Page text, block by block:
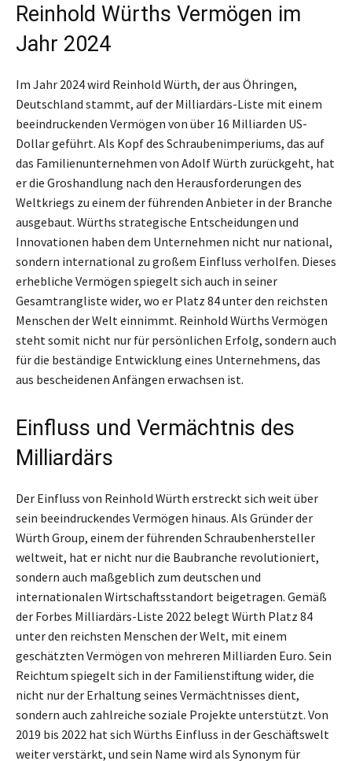
Reinhold Würths Vermögen im
Jahr 2024
Im Jahr 2024 wird Reinhold Würth, der aus Öhringen,
Deutschland stammt, auf der Milliardärs-Liste mit einem
beeindruckenden Vermögen von über 16 Milliarden US-
Dollar geführt. Als Kopf des Schraubenimperiums, das auf
das Familienunternehmen von Adolf Würth zurückgeht, hat
er die Groshandlung nach den Herausforderungen des
Weltkriegs zu einem der führenden Anbieter in der Branche
ausgebaut. Würths strategische Entscheidungen und
Innovationen haben dem Unternehmen nicht nur national,
sondern international zu großem Einfluss verholfen. Dieses
erhebliche Vermögen spiegelt sich auch in seiner
Gesamtrangliste wider, wo er Platz 84 unter den reichsten
Menschen der Welt einnimmt. Reinhold Würths Vermögen
steht somit nicht nur für persönlichen Erfolg, sondern auch
für die beständige Entwicklung eines Unternehmens, das
aus bescheidenen Anfängen erwachsen ist.
Einfluss und Vermächtnis des
Milliardärs
Der Einfluss von Reinhold Würth erstreckt sich weit über
sein beeindruckendes Vermögen hinaus. Als Gründer der
Würth Group, einem der führenden Schraubenhersteller
weltweit, hat er nicht nur die Baubranche revolutioniert,
sondern auch maßgeblich zum deutschen und
internationalen Wirtschaftsstandort beigetragen. Gemäß
der Forbes Milliardärs-Liste 2022 belegt Würth Platz 84
unter den reichsten Menschen der Welt, mit einem
geschätzten Vermögen von mehreren Milliarden Euro. Sein
Reichtum spiegelt sich in der Familienstiftung wider, die
nicht nur der Erhaltung seines Vermächtnisses dient,
sondern auch zahlreiche soziale Projekte unterstützt. Von
2019 bis 2022 hat sich Würths Einfluss in der Geschäftswelt
weiter verstärkt, und sein Name wird als Synonym für